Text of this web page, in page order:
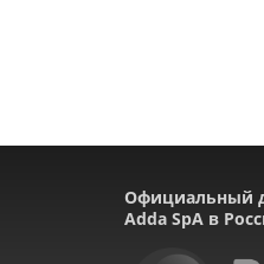
Официальный
Adda SpA в